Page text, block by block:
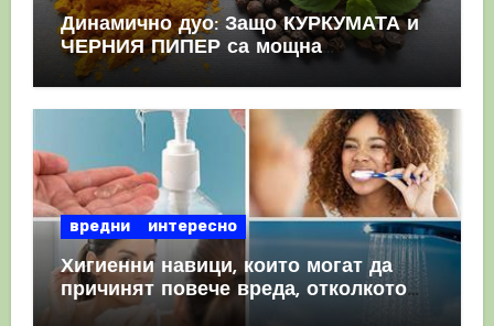
Динамично дуо: Защо КУРКУМАТА и
ЧЕРНИЯ ПИПЕР са мощна
комбинация
вредни интересно
Хигиенни навици, които могат да
причинят повече вреда, отколкото
полза